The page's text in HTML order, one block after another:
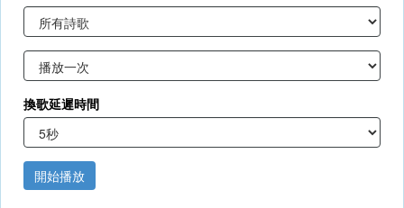
換歌延遲時間
開始播放